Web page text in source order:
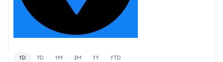
1D 7D 1M 3M 1Y YTD